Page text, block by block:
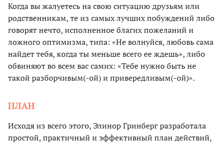
Когда вы жалуетесь на свою ситуацию друзьям или
родственникам, те из самых лучших побуждений либо
говорят нечто, исполненное благих пожеланий и
ложного оптимизма, типа: «Не волнуйся, любовь сама
найдет тебя, когда ты меньше всего ее ждешь», либо
обвиняют во всем вас самих: «Тебе нужно быть не
такой разборчивым(-ой) и привередливым(-ой)».
ПЛАН
Исходя из всего этого, Элинор Гринберг разработала
простой, практичный и эффективный план действий,